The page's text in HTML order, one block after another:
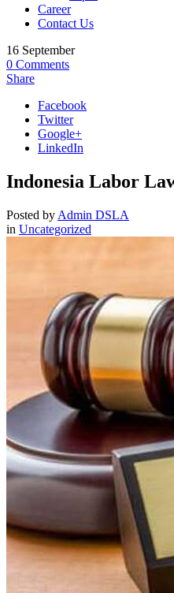
Career
Contact Us
16 September
0 Comments
Share
Facebook
Twitter
Google+
LinkedIn
Indonesia Labor
Posted by Admin DSLA
in Uncategorized